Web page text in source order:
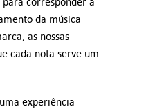
da música
as nossas
cada nota serve um
experiência